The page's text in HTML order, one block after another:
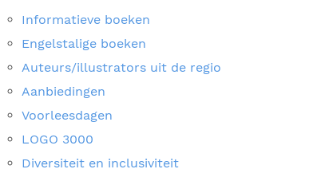
Informatieve boeken
Engelstalige boeken
Auteurs/illustrators uit de regio
Aanbiedingen
Voorleesdagen
LOGO 3000
Diversiteit en inclusiviteit